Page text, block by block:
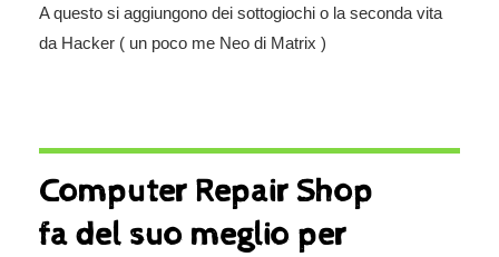
A questo si aggiungono dei sottogiochi o la seconda vita
da Hacker ( un poco me Neo di Matrix )
Computer Repair Shop
fa del suo meglio per